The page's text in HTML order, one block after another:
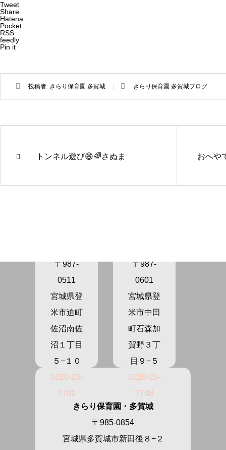
Tweet
Share
Hatena
Pocket
RSS
feedly
Pin it
投稿者: きらり保育園 多賀城 きらり保育園 多賀城ブログ
トンネル遊び😄🌈さぬま おへや
〒987-
0511
宮城県登
米市迫町
佐沼南佐
沼１丁目
５−１０
0220-23-
7701
〒987-
0601
宮城県登
米市中田
町石森加
賀野３丁
目９−５
0220-23-
7748
きらり保育園・多賀城
〒985-0854
宮城県多賀城市新田後８−２